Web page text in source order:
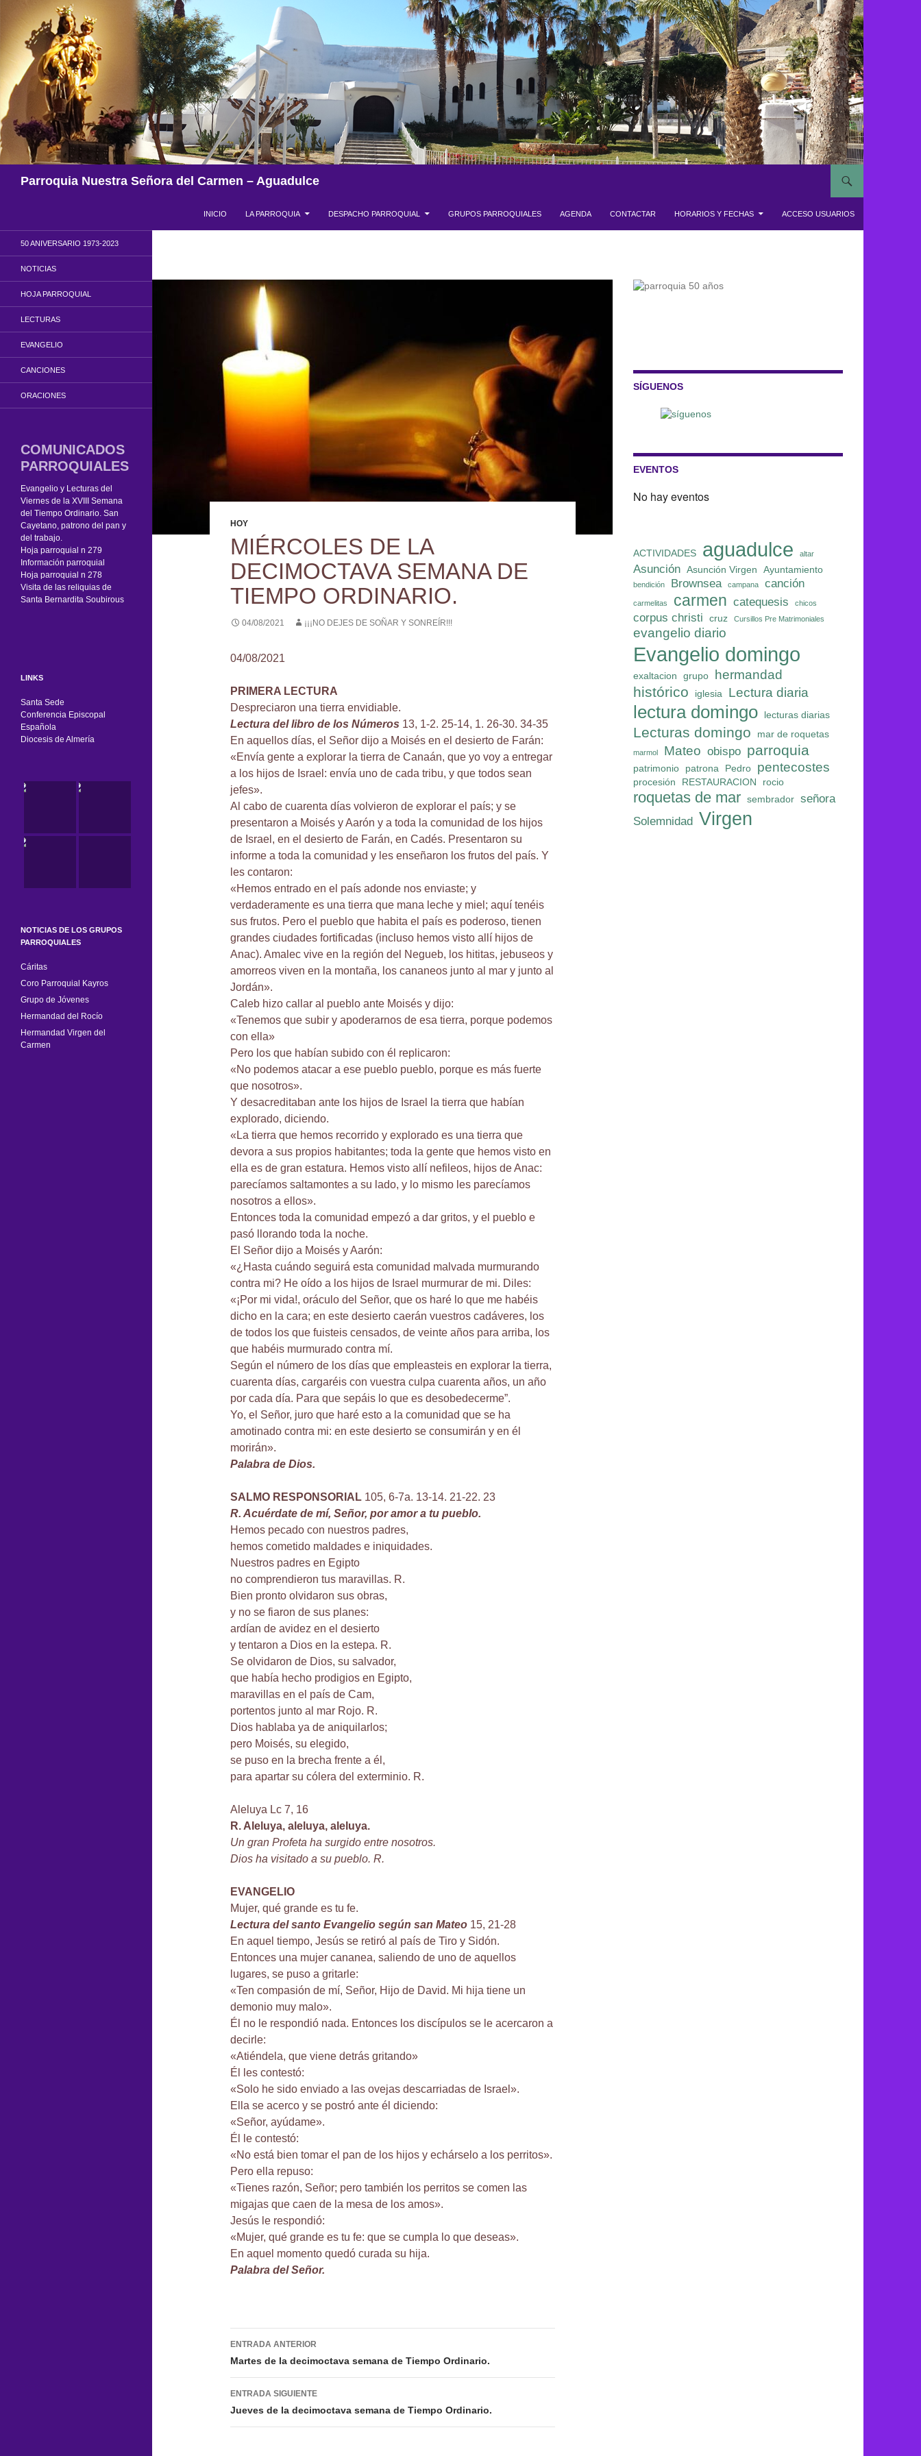
contenido
Parroquia Nuestra Señora del Carmen – Aguadulce
INICIO LA PARROQUIA DESPACHO PARROQUIAL GRUPOS PARROQUIALES AGENDA CONTACTAR HORARIOS Y FECHAS ACCESO USUARIOS
HOY
MIÉRCOLES DE LA
DECIMOCTAVA SEMANA DE
TIEMPO ORDINARIO.
04/08/2021 ¡¡¡NO DEJES DE SOÑAR Y SONREÍR!!!
04/08/2021
PRIMERA LECTURA
Despreciaron una tierra envidiable.
Lectura del libro de los Números 13, 1-2. 25-14, 1. 26-30. 34-35
En aquellos días, el Señor dijo a Moisés en el desierto de Farán:
«Envía gente a explorar la tierra de Canaán, que yo voy a entregar
a los hijos de Israel: envía uno de cada tribu, y que todos sean
jefes».
Al cabo de cuarenta días volvieron de explorar el país; y se
presentaron a Moisés y Aarón y a toda la comunidad de los hijos
de Israel, en el desierto de Farán, en Cadés. Presentaron su
informe a toda la comunidad y les enseñaron los frutos del país. Y
les contaron:
«Hemos entrado en el país adonde nos enviaste; y
verdaderamente es una tierra que mana leche y miel; aquí tenéis
sus frutos. Pero el pueblo que habita el país es poderoso, tienen
grandes ciudades fortificadas (incluso hemos visto allí hijos de
Anac). Amalec vive en la región del Negueb, los hititas, jebuseos y
amorreos viven en la montaña, los cananeos junto al mar y junto al
Jordán».
Caleb hizo callar al pueblo ante Moisés y dijo:
«Tenemos que subir y apoderarnos de esa tierra, porque podemos
con ella»
Pero los que habían subido con él replicaron:
«No podemos atacar a ese pueblo pueblo, porque es más fuerte
que nosotros».
Y desacreditaban ante los hijos de Israel la tierra que habían
explorado, diciendo.
«La tierra que hemos recorrido y explorado es una tierra que
devora a sus propios habitantes; toda la gente que hemos visto en
ella es de gran estatura. Hemos visto allí nefileos, hijos de Anac:
parecíamos saltamontes a su lado, y lo mismo les parecíamos
nosotros a ellos».
Entonces toda la comunidad empezó a dar gritos, y el pueblo e
pasó llorando toda la noche.
El Señor dijo a Moisés y Aarón:
«¿Hasta cuándo seguirá esta comunidad malvada murmurando
contra mi? He oído a los hijos de Israel murmurar de mi. Diles:
«¡Por mi vida!, oráculo del Señor, que os haré lo que me habéis
dicho en la cara; en este desierto caerán vuestros cadáveres, los
de todos los que fuisteis censados, de veinte años para arriba, los
que habéis murmurado contra mí.
Según el número de los días que empleasteis en explorar la tierra,
cuarenta días, cargaréis con vuestra culpa cuarenta años, un año
por cada día. Para que sepáis lo que es desobedecerme”.
Yo, el Señor, juro que haré esto a la comunidad que se ha
amotinado contra mi: en este desierto se consumirán y en él
morirán».
Palabra de Dios.
SALMO RESPONSORIAL 105, 6-7a. 13-14. 21-22. 23
R. Acuérdate de mí, Señor, por amor a tu pueblo.
Hemos pecado con nuestros padres,
hemos cometido maldades e iniquidades.
Nuestros padres en Egipto
no comprendieron tus maravillas. R.
Bien pronto olvidaron sus obras,
y no se fiaron de sus planes:
ardían de avidez en el desierto
y tentaron a Dios en la estepa. R.
Se olvidaron de Dios, su salvador,
que había hecho prodigios en Egipto,
maravillas en el país de Cam,
portentos junto al mar Rojo. R.
Dios hablaba ya de aniquilarlos;
pero Moisés, su elegido,
se puso en la brecha frente a él,
para apartar su cólera del exterminio. R.
Aleluya Lc 7, 16
R. Aleluya, aleluya, aleluya.
Un gran Profeta ha surgido entre nosotros.
Dios ha visitado a su pueblo. R.
EVANGELIO
Mujer, qué grande es tu fe.
Lectura del santo Evangelio según san Mateo 15, 21-28
En aquel tiempo, Jesús se retiró al país de Tiro y Sidón.
Entonces una mujer cananea, saliendo de uno de aquellos
lugares, se puso a gritarle:
«Ten compasión de mí, Señor, Hijo de David. Mi hija tiene un
demonio muy malo».
Él no le respondió nada. Entonces los discípulos se le acercaron a
decirle:
«Atiéndela, que viene detrás gritando»
Él les contestó:
«Solo he sido enviado a las ovejas descarriadas de Israel».
Ella se acerco y se postró ante él diciendo:
«Señor, ayúdame».
Él le contestó:
«No está bien tomar el pan de los hijos y echárselo a los perritos».
Pero ella repuso:
«Tienes razón, Señor; pero también los perritos se comen las
migajas que caen de la mesa de los amos».
Jesús le respondió:
«Mujer, qué grande es tu fe: que se cumpla lo que deseas».
En aquel momento quedó curada su hija.
Palabra del Señor.
Navegación
de
entradas
ENTRADA ANTERIOR
Martes de la decimoctava semana de Tiempo Ordinario.
ENTRADA SIGUIENTE
Jueves de la decimoctava semana de Tiempo Ordinario.
SÍGUENOS
EVENTOS
No hay eventos
ACTIVIDADES aguadulce altar
Asunción Asunción Virgen Ayuntamiento
bendición Brownsea campana canción
carmelitas carmen catequesis chicos
corpus christi cruz Cursillos Pre Matrimoniales
evangelio diario
Evangelio domingo
exaltacion grupo hermandad
histórico iglesia Lectura diaria
lectura domingo lecturas diarias
Lecturas domingo mar de roquetas
marmol Mateo obispo parroquia
patrimonio patrona Pedro pentecostes
procesión RESTAURACION rocio
roquetas de mar sembrador señora
Solemnidad Virgen
50 ANIVERSARIO 1973-2023
NOTICIAS
HOJA PARROQUIAL
LECTURAS
EVANGELIO
CANCIONES
ORACIONES
COMUNICADOS
PARROQUIALES
Evangelio y Lecturas del
Viernes de la XVIII Semana
del Tiempo Ordinario. San
Cayetano, patrono del pan y
del trabajo.
Hoja parroquial n 279
Información parroquial
Hoja parroquial n 278
Visita de las reliquias de
Santa Bernardita Soubirous
LINKS
Santa Sede
Conferencia Episcopal
Española
Diocesis de Almería
NOTICIAS DE LOS GRUPOS
PARROQUIALES
Cáritas
Coro Parroquial Kayros
Grupo de Jóvenes
Hermandad del Rocío
Hermandad Virgen del
Carmen